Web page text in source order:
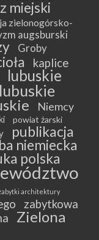
miejski
zielonogórsko-
augsburski
Groby
kaplice
lubuskie
Niemcy
powiat żarski
publikacja
niemiecka
polska
architektury
zabytkowa
Zielona